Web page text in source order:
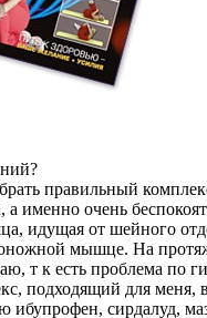
правильный
именно очень
идущая от шейного
мышце. На
т к есть проблема по
подходящий для
сирдалуд,